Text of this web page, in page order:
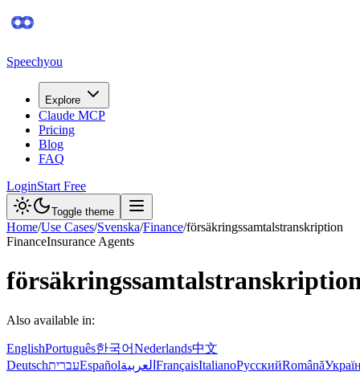
Speechyou
Explore
Claude MCP
Pricing
Blog
FAQ
LoginStart Free
Toggle theme
Home/Use Cases/Svenska/Finance/försäkringssamtalstranskription
FinanceInsurance Agents
Also available in:
EnglishPortuguês한국어Nederlands中文
DeutschעבריתEspañolالعربية FrançaisItalianoРусскийRomână